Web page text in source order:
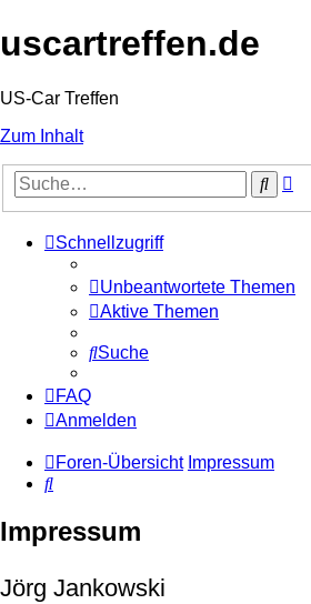
uscartreffen.de
US-Car Treffen
Zum Inhalt
Suche
Schnellzugriff
Unbeantwortete Themen
Aktive Themen
Suche
FAQ
Anmelden
Foren-Übersicht Impressum
Suche
Impressum
Jörg Jankowski